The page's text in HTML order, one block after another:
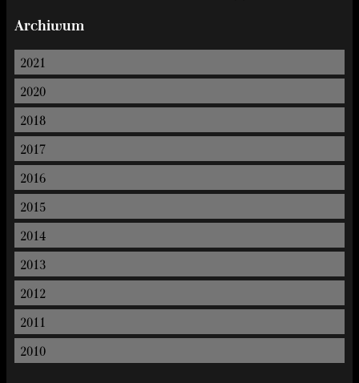
Archiwum
2021
2020
2018
2017
2016
2015
2014
2013
2012
2011
2010